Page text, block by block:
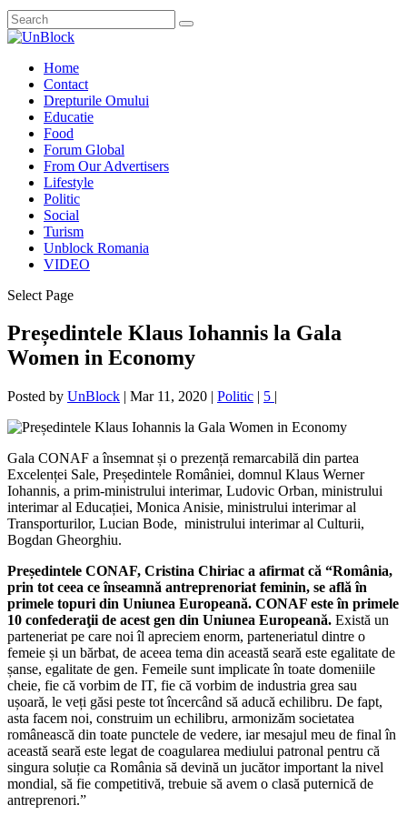
Home
Contact
Drepturile Omului
Educatie
Food
Forum Global
From Our Advertisers
Lifestyle
Politic
Social
Turism
Unblock Romania
VIDEO
Select Page
Președintele Klaus Iohannis la Gala
Women in Economy
Posted by UnBlock | Mar 11, 2020 | Politic | 5 |
Gala CONAF a însemnat și o prezență remarcabilă din partea
Excelenței Sale, Președintele României, domnul Klaus Werner
Iohannis, a prim-ministrului interimar, Ludovic Orban, ministrului
interimar al Educației, Monica Anisie, ministrului interimar al
Transporturilor, Lucian Bode, ministrului interimar al Culturii,
Bogdan Gheorghiu.
Președintele CONAF, Cristina Chiriac a afirmat că “România,
prin tot ceea ce înseamnă antreprenoriat feminin, se află în
primele topuri din Uniunea Europeană. CONAF este în primele
10 confederaţii de acest gen din Uniunea Europeană. Există un
parteneriat pe care noi îl apreciem enorm, parteneriatul dintre o
femeie și un bărbat, de aceea tema din această seară este egalitate de
șanse, egalitate de gen. Femeile sunt implicate în toate domeniile
cheie, fie că vorbim de IT, fie că vorbim de industria grea sau
ușoară, le veți găsi peste tot încercând să aducă echilibru. De fapt,
asta facem noi, construim un echilibru, armonizăm societatea
românească din toate punctele de vedere, iar mesajul meu de final în
această seară este legat de coagularea mediului patronal pentru că
singura soluție ca România să devină un jucător important la nivel
mondial, să fie competitivă, trebuie să avem o clasă puternică de
antreprenori.”